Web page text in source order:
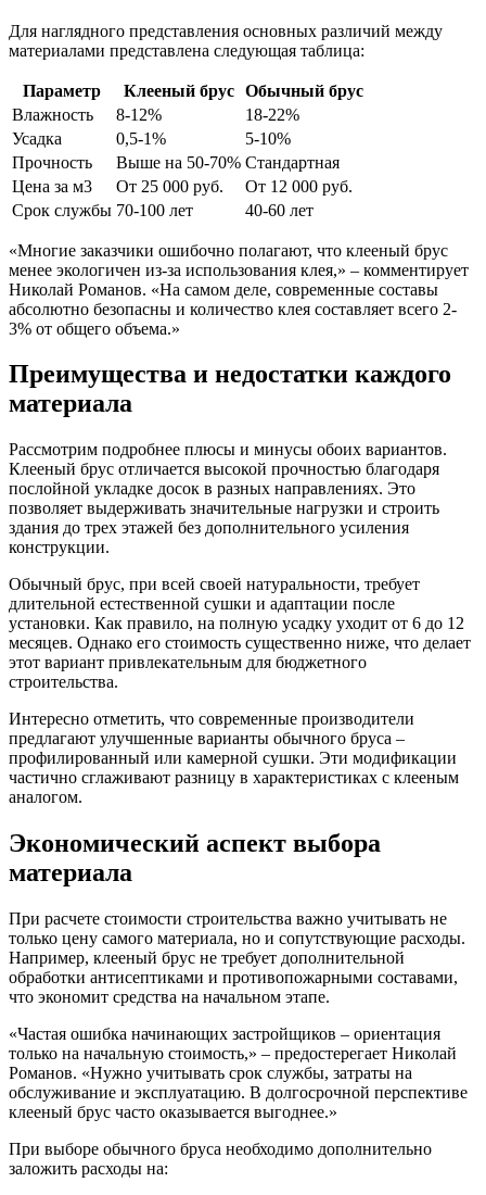
Для наглядного представления основных различий между
материалами представлена следующая таблица:
Параметр Клееный брус
Обычный брус
Влажность
8-12%
18-22%
Усадка
0,5-1%
5-10%
Прочность
Выше на 50-70% Стандартная
Цена за м3
От 25 000 руб.
От 12 000 руб.
Срок службы 70-100 лет 40-60 лет
«Многие заказчики ошибочно полагают, что клееный брус
менее экологичен из-за использования клея,» – комментирует
Николай Романов. «На самом деле, современные составы
абсолютно безопасны и количество клея составляет всего 2-
3% от общего объема.»
Преимущества и недостатки каждого
материала
Рассмотрим подробнее плюсы и минусы обоих вариантов.
Клееный брус отличается высокой прочностью благодаря
послойной укладке досок в разных направлениях. Это
позволяет выдерживать значительные нагрузки и строить
здания до трех этажей без дополнительного усиления
конструкции.
Обычный брус, при всей своей натуральности, требует
длительной естественной сушки и адаптации после
установки. Как правило, на полную усадку уходит от 6 до 12
месяцев. Однако его стоимость существенно ниже, что делает
этот вариант привлекательным для бюджетного
строительства.
Интересно отметить, что современные производители
предлагают улучшенные варианты обычного бруса –
профилированный или камерной сушки. Эти модификации
частично сглаживают разницу в характеристиках с клееным
аналогом.
Экономический аспект выбора
материала
При расчете стоимости строительства важно учитывать не
только цену самого материала, но и сопутствующие расходы.
Например, клееный брус не требует дополнительной
обработки антисептиками и противопожарными составами,
что экономит средства на начальном этапе.
«Частая ошибка начинающих застройщиков – ориентация
только на начальную стоимость,» – предостерегает Николай
Романов. «Нужно учитывать срок службы, затраты на
обслуживание и эксплуатацию. В долгосрочной перспективе
клееный брус часто оказывается выгоднее.»
При выборе обычного бруса необходимо дополнительно
заложить расходы на: